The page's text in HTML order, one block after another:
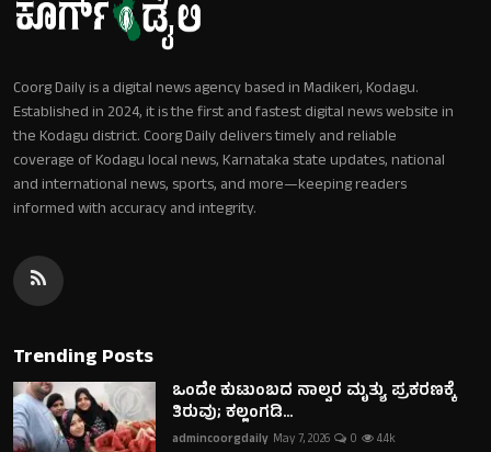
Coorg Daily is a digital news agency based in Madikeri, Kodagu.
Established in 2024, it is the first and fastest digital news website in
the Kodagu district. Coorg Daily delivers timely and reliable
coverage of Kodagu local news, Karnataka state updates, national
and international news, sports, and more—keeping readers
informed with accuracy and integrity.
Trending Posts
ಒಂದೇ ಕುಟುಂಬದ ನಾಲ್ವರ ಮೃತ್ಯು ಪ್ರಕರಣಕ್ಕೆ
ತಿರುವು; ಕಲ್ಲಂಗಡಿ...
admincoorgdaily May 7, 2026 0 4.4k